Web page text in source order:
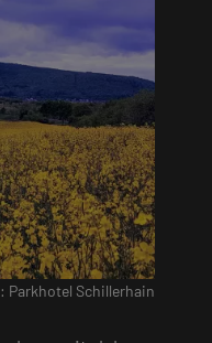
Parkhotel Schillerhain